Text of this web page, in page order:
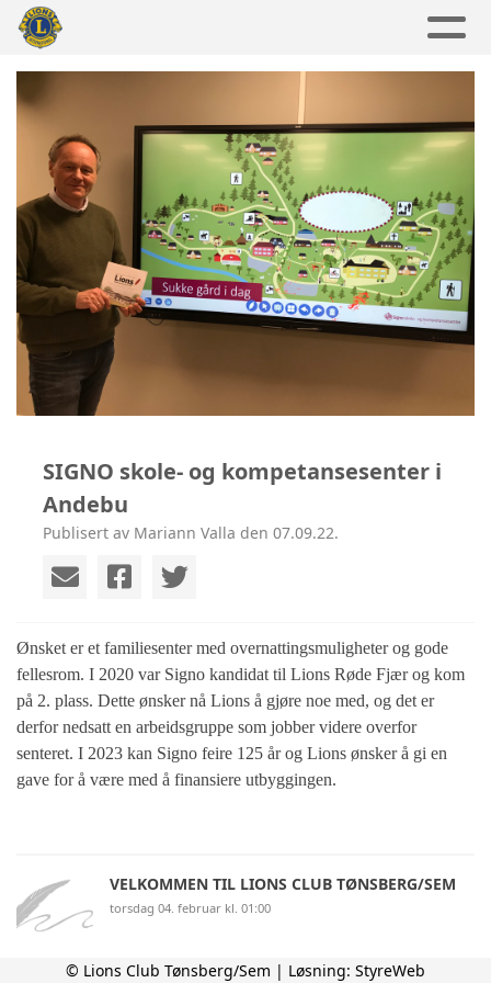
SIGNO skole- og kompetansesenter i
Andebu
Publisert av Mariann Valla den 07.09.22.
Ønsket er et familiesenter med overnattingsmuligheter og gode
fellesrom. I 2020 var Signo kandidat til Lions Røde Fjær og kom
på 2. plass. Dette ønsker nå Lions å gjøre noe med, og det er
derfor nedsatt en arbeidsgruppe som jobber videre overfor
senteret. I 2023 kan Signo feire 125 år og Lions ønsker å gi en
gave for å være med å finansiere utbyggingen.
VELKOMMEN TIL LIONS CLUB TØNSBERG/SEM
torsdag 04. februar kl. 01:00
© Lions Club Tønsberg/Sem | Løsning: StyreWeb